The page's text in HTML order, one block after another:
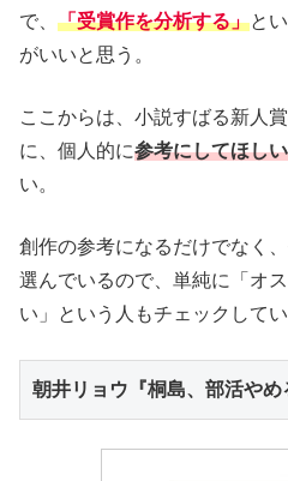
で、 「受賞作を分析する」と
がいいと思う。
ここからは、小説すばる新人
に、個人的に参考にしてほし
い。
創作の参考になるだけでなく
選んでいるので、単純に「オ
い」という人もチェックして
朝井リョウ『桐島、部活やめ